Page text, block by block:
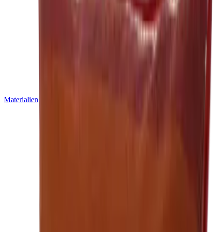
Materialien